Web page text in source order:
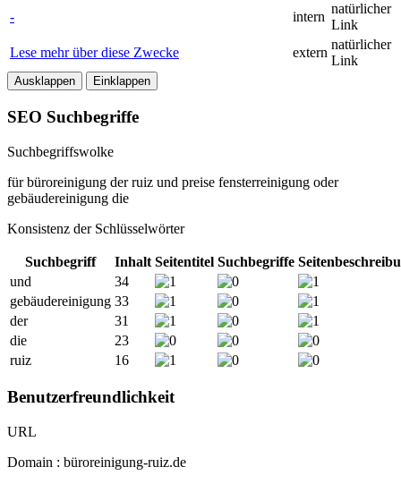
-
intern
natürlicher
Link
Lese mehr über diese Zwecke
extern
natürlicher
Link
Ausklappen Einklappen
SEO Suchbegriffe
Suchbegriffswolke
für büroreinigung der ruiz und preise fensterreinigung oder
gebäudereinigung die
Konsistenz der Schlüsselwörter
Suchbegriff Inhalt Seitentitel Suchbegriffe
und
34
gebäudereinigung 33
der
31
die
23
ruiz
16
Benutzerfreundlichkeit
URL
Domain : büroreinigung-ruiz.de